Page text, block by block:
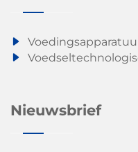
babyvoedingspoeder, de
Nieuwsbrief